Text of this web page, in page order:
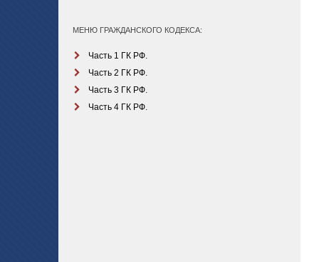
МЕНЮ ГРАЖДАНСКОГО КОДЕКСА:
Часть 1 ГК РФ.
Часть 2 ГК РФ.
Часть 3 ГК РФ.
Часть 4 ГК РФ.